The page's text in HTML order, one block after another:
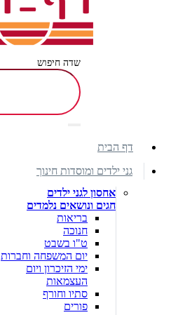
שדה חיפוש
דף הבית
גני ילדים ומוסדות חינוך
אחסון לגני ילדים
חגים ונושאים נלמדים
בריאות
חנוכה
ט"ו בשבט
יום המשפחה וחברות
ימי הזיכרון ויום
העצמאות
סתיו וחורף
פורים